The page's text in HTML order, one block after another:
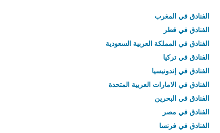
الفنادق في المغرب
الفنادق في قطر
الفنادق في المملكة العربية السعودية
الفنادق في تركيا
الفنادق في إندونيسيا
الفنادق في الامارات العربية المتحدة
الفنادق في البحرين
الفنادق في مصر
الفنادق في فرنسا